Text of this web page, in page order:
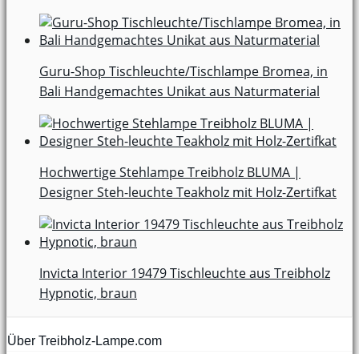
Guru-Shop Tischleuchte/Tischlampe Bromea, in
Bali Handgemachtes Unikat aus Naturmaterial
Hochwertige Stehlampe Treibholz BLUMA |
Designer Steh-leuchte Teakholz mit Holz-Zertifkat
Invicta Interior 19479 Tischleuchte aus Treibholz
Hypnotic, braun
Über Treibholz-Lampe.com